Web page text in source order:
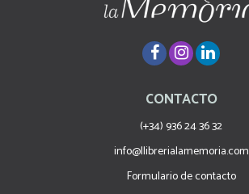
CONTACTO
(+34) 936 24 36 32
info@llibrerialamemoria.com
Formulario de contacto